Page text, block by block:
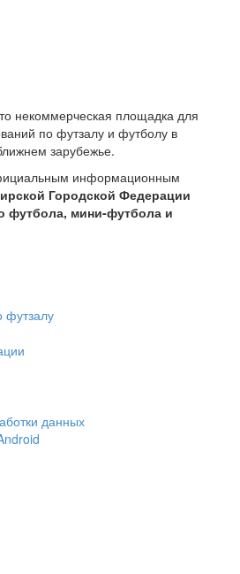
некоммерческая площадка для
по футзалу и футболу в
зарубежье.
информационным
Городской Федерации
футбола, мини-футбола и
данных